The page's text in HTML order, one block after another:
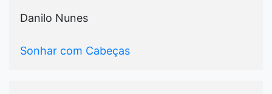
Danilo Nunes
Sonhar com Cabeças